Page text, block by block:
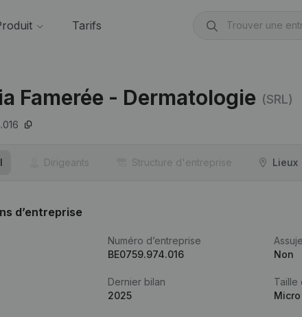
Tarifs
Famerée - Dermatologie (SRL)
Dirigeants Structure d'entreprise Lieux
d’entreprise
Numéro d’entreprise
BE0759.974.016
Non
Dernier bilan
2025
Taille
Micro